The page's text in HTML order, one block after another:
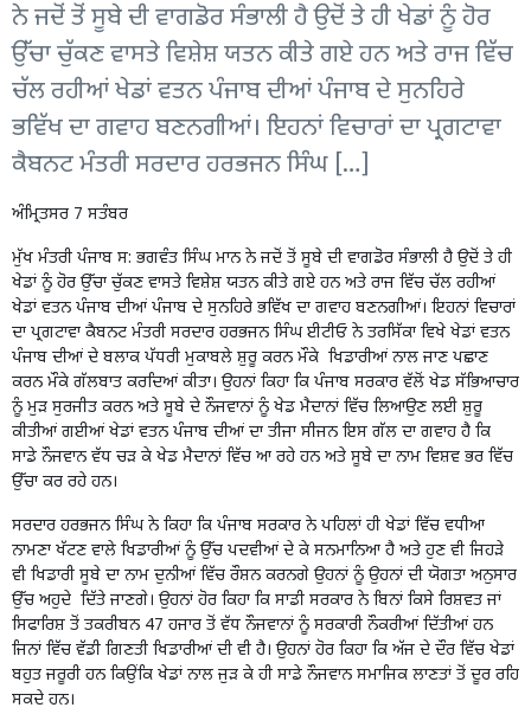
ਨੇ ਜਦੋਂ ਤੋਂ ਸੂਬੇ ਦੀ ਵਾਗਡੋਰ ਸੰਭਾਲੀ ਹੈ ਉਦੋਂ ਤੇ ਹੀ ਖੇਡਾਂ ਨੂੰ ਹੋਰ
ਉੱਚਾ ਚੁੱਕਣ ਵਾਸਤੇ ਵਿਸ਼ੇਸ਼ ਯਤਨ ਕੀਤੇ ਗਏ ਹਨ ਅਤੇ ਰਾਜ ਵਿੱਚ
ਚੱਲ ਰਹੀਆਂ ਖੇਡਾਂ ਵਤਨ ਪੰਜਾਬ ਦੀਆਂ ਪੰਜਾਬ ਦੇ ਸੁਨਹਿਰੇ
ਭਵਿੱਖ ਦਾ ਗਵਾਹ ਬਣਨਗੀਆਂ। ਇਹਨਾਂ ਵਿਚਾਰਾਂ ਦਾ ਪ੍ਰਗਟਾਵਾ
ਕੈਬਨਟ ਮੰਤਰੀ ਸਰਦਾਰ ਹਰਭਜਨ ਸਿੰਘ […]
ਅੰਮ੍ਰਿਤਸਰ 7 ਸਤੰਬਰ
ਮੁੱਖ ਮੰਤਰੀ ਪੰਜਾਬ ਸ: ਭਗਵੰਤ ਸਿੰਘ ਮਾਨ ਨੇ ਜਦੋਂ ਤੋਂ ਸੂਬੇ ਦੀ ਵਾਗਡੋਰ ਸੰਭਾਲੀ ਹੈ ਉਦੋਂ ਤੇ ਹੀ
ਖੇਡਾਂ ਨੂੰ ਹੋਰ ਉੱਚਾ ਚੁੱਕਣ ਵਾਸਤੇ ਵਿਸ਼ੇਸ਼ ਯਤਨ ਕੀਤੇ ਗਏ ਹਨ ਅਤੇ ਰਾਜ ਵਿੱਚ ਚੱਲ ਰਹੀਆਂ
ਖੇਡਾਂ ਵਤਨ ਪੰਜਾਬ ਦੀਆਂ ਪੰਜਾਬ ਦੇ ਸੁਨਹਿਰੇ ਭਵਿੱਖ ਦਾ ਗਵਾਹ ਬਣਨਗੀਆਂ। ਇਹਨਾਂ ਵਿਚਾਰਾਂ
ਦਾ ਪ੍ਰਗਟਾਵਾ ਕੈਬਨਟ ਮੰਤਰੀ ਸਰਦਾਰ ਹਰਭਜਨ ਸਿੰਘ ਈਟੀਓ ਨੇ ਤਰਸਿੱਕਾ ਵਿਖੇ ਖੇਡਾਂ ਵਤਨ
ਪੰਜਾਬ ਦੀਆਂ ਦੇ ਬਲਾਕ ਪੱਧਰੀ ਮੁਕਾਬਲੇ ਸ਼ੁਰੂ ਕਰਨ ਮੌਕੇ ਖਿਡਾਰੀਆਂ ਨਾਲ ਜਾਣ ਪਛਾਣ
ਕਰਨ ਮੌਕੇ ਗੱਲਬਾਤ ਕਰਦਿਆਂ ਕੀਤਾ। ਉਹਨਾਂ ਕਿਹਾ ਕਿ ਪੰਜਾਬ ਸਰਕਾਰ ਵੱਲੋਂ ਖੇਡ ਸੱਭਿਆਚਾਰ
ਨੂੰ ਮੁੜ ਸੁਰਜੀਤ ਕਰਨ ਅਤੇ ਸੂਬੇ ਦੇ ਨੌਜਵਾਨਾਂ ਨੂੰ ਖੇਡ ਮੈਦਾਨਾਂ ਵਿੱਚ ਲਿਆਉਣ ਲਈ ਸ਼ੁਰੂ
ਕੀਤੀਆਂ ਗਈਆਂ ਖੇਡਾਂ ਵਤਨ ਪੰਜਾਬ ਦੀਆਂ ਦਾ ਤੀਜਾ ਸੀਜਨ ਇਸ ਗੱਲ ਦਾ ਗਵਾਹ ਹੈ ਕਿ
ਸਾਡੇ ਨੌਜਵਾਨ ਵੱਧ ਚੜ ਕੇ ਖੇਡ ਮੈਦਾਨਾਂ ਵਿੱਚ ਆ ਰਹੇ ਹਨ ਅਤੇ ਸੂਬੇ ਦਾ ਨਾਮ ਵਿਸ਼ਵ ਭਰ ਵਿੱਚ
ਉੱਚਾ ਕਰ ਰਹੇ ਹਨ।
ਸਰਦਾਰ ਹਰਭਜਨ ਸਿੰਘ ਨੇ ਕਿਹਾ ਕਿ ਪੰਜਾਬ ਸਰਕਾਰ ਨੇ ਪਹਿਲਾਂ ਹੀ ਖੇਡਾਂ ਵਿੱਚ ਵਧੀਆ
ਨਾਮਣਾ ਖੱਟਣ ਵਾਲੇ ਖਿਡਾਰੀਆਂ ਨੂੰ ਉੱਚ ਪਦਵੀਆਂ ਦੇ ਕੇ ਸਨਮਾਨਿਆ ਹੈ ਅਤੇ ਹੁਣ ਵੀ ਜਿਹੜੇ
ਵੀ ਖਿਡਾਰੀ ਸੂਬੇ ਦਾ ਨਾਮ ਦੁਨੀਆਂ ਵਿੱਚ ਰੌਸ਼ਨ ਕਰਨਗੇ ਉਹਨਾਂ ਨੂੰ ਉਹਨਾਂ ਦੀ ਯੋਗਤਾ ਅਨੁਸਾਰ
ਉੱਚ ਅਹੁਦੇ ਦਿੱਤੇ ਜਾਣਗੇ। ਉਹਨਾਂ ਹੋਰ ਕਿਹਾ ਕਿ ਸਾਡੀ ਸਰਕਾਰ ਨੇ ਬਿਨਾਂ ਕਿਸੇ ਰਿਸ਼ਵਤ ਜਾਂ
ਸਿਫਾਰਿਸ਼ ਤੋਂ ਤਕਰੀਬਨ 47 ਹਜਾਰ ਤੋਂ ਵੱਧ ਨੌਜਵਾਨਾਂ ਨੂੰ ਸਰਕਾਰੀ ਨੌਕਰੀਆਂ ਦਿੱਤੀਆਂ ਹਨ
ਜਿਨਾਂ ਵਿੱਚ ਵੱਡੀ ਗਿਣਤੀ ਖਿਡਾਰੀਆਂ ਦੀ ਵੀ ਹੈ। ਉਹਨਾਂ ਹੋਰ ਕਿਹਾ ਕਿ ਅੱਜ ਦੇ ਦੌਰ ਵਿੱਚ ਖੇਡਾਂ
ਬਹੁਤ ਜਰੂਰੀ ਹਨ ਕਿਉਂਕਿ ਖੇਡਾਂ ਨਾਲ ਜੁੜ ਕੇ ਹੀ ਸਾਡੇ ਨੌਜਵਾਨ ਸਮਾਜਿਕ ਲਾਣਤਾਂ ਤੋਂ ਦੂਰ ਰਹਿ
ਸਕਦੇ ਹਨ।